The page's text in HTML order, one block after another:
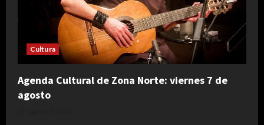
Cultura
Agenda Cultural de Zona Norte: viernes 7 de
agosto